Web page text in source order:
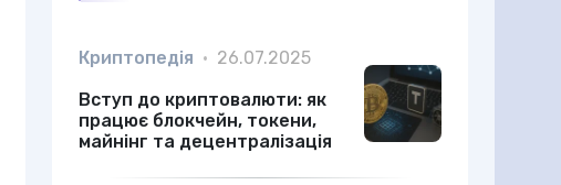
Криптопедія • 26.07.2025
Вступ до криптовалюти: як
працює блокчейн, токени,
майнінг та децентралізація